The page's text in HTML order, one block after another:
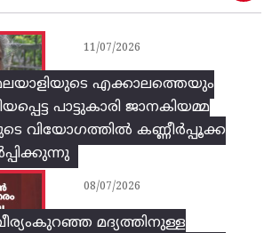
എക്കാലത്തെയും
പാട്ടുകാരി ജാനകിയമ്മ
വിയോഗത്തിൽ കണ്ണീർപ്പൂക്ക
11/07/2026
മദ്യത്തിനുള്ള
08/07/2026